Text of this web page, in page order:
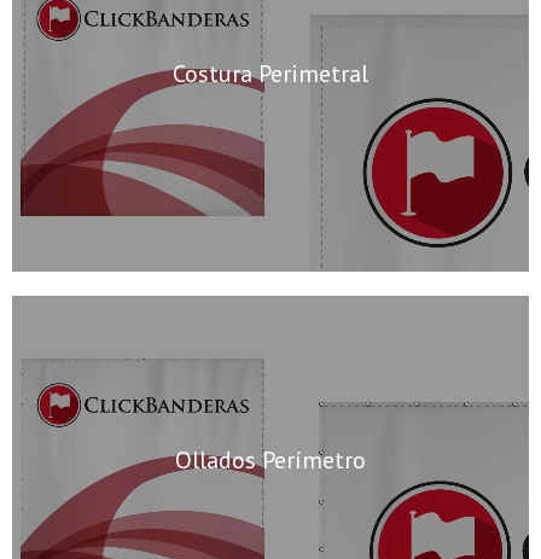
Costura Perimetral
Ollados Perímetro